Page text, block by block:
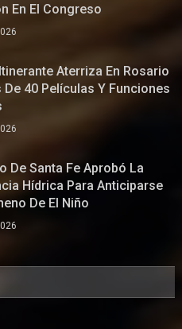
En El Congreso
Aterriza En Rosario
De 40 Películas Y Funciones
De Santa Fe Aprobó La
Hídrica Para Anticiparse
De El Niño